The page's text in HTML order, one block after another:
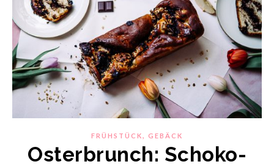
FRÜHSTÜCK, GEBÄCK
Osterbrunch: Schoko-